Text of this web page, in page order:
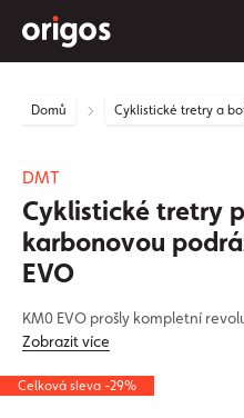
Domů Cyklistické tretry a
DMT
Cyklistické tretry
karbonovou
EVO
KM0 EVO prošly kompletní
Zobrazit více
Celková sleva -29%